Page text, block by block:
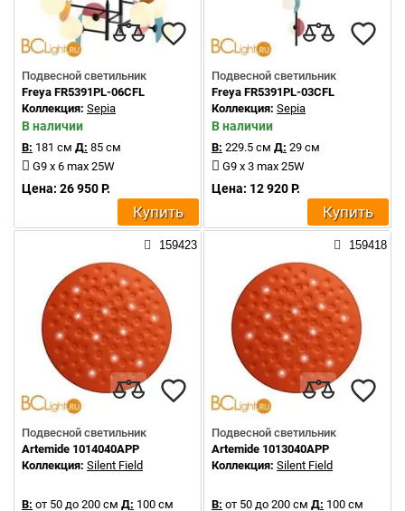
Подвесной светильник
Freya FR5391PL-06CFL
Коллекция: Sepia
В наличии
В: 181 см Д: 85 см
G9 x 6 max 25W
Цена: 26 950 Р.
Купить
Подвесной светильник
Freya FR5391PL-03CFL
Коллекция: Sepia
В наличии
В: 229.5 см Д: 29 см
G9 x 3 max 25W
Цена: 12 920 Р.
Купить
159423
Подвесной светильник
Artemide 1014040APP
Коллекция: Silent Field
В: от 50 до 200 см Д: 100 см
159418
Подвесной светильник
Artemide 1013040APP
Коллекция: Silent Field
В: от 50 до 200 см Д: 100 см